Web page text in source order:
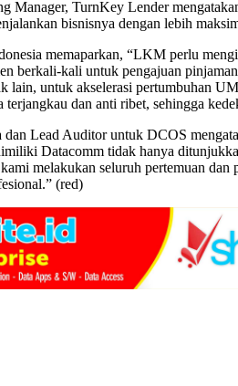
Manager, TurnKey Lender
bisnisnya dengan lebih
memaparkan, “LKM perlu
berkali-kali untuk pengajuan
lain, untuk akselerasi pertumbuhan
dan anti ribet, sehingga
Lead Auditor untuk DCOS
Datacomm tidak hanya
melakukan seluruh pertemuan
(red)